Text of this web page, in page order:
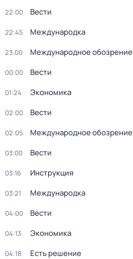
22:00 Вести
22:45 Международка
23:00 Международное обозрение
00:00 Вести
01:24 Экономика
02:00 Вести
02:05 Международное обозрение
03:00 Вести
03:16 Инструкция
03:21 Международка
04:00 Вести
04:13 Экономика
04:18 Есть решение